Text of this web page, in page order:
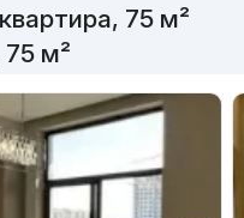
75 м²
м²